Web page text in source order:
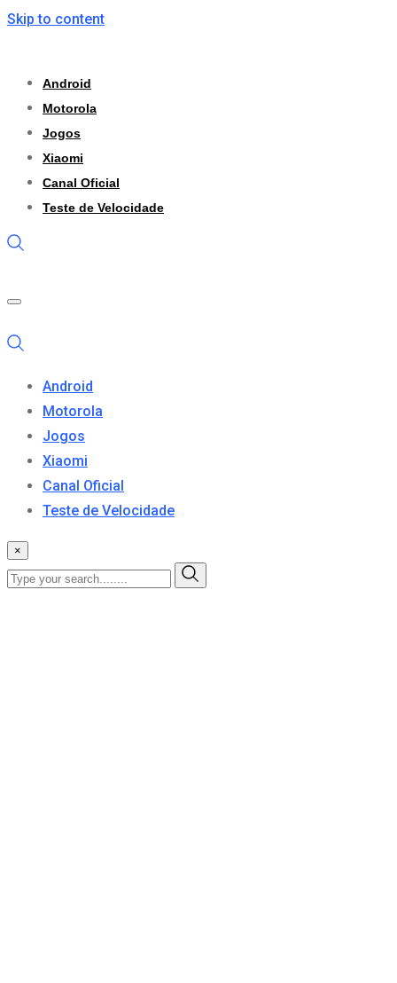
Skip to content
Android
Motorola
Jogos
Xiaomi
Canal Oficial
Teste de Velocidade
Android
Motorola
Jogos
Xiaomi
Canal Oficial
Teste de Velocidade
×